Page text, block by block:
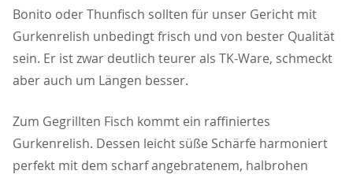
Bonito oder Thunfisch sollten für unser Gericht mit
Gurkenrelish unbedingt frisch und von bester Qualität
sein. Er ist zwar deutlich teurer als TK-Ware, schmeckt
aber auch um Längen besser.
Zum Gegrillten Fisch kommt ein raffiniertes
Gurkenrelish. Dessen leicht süße Schärfe harmoniert
perfekt mit dem scharf angebratenem, halbrohen